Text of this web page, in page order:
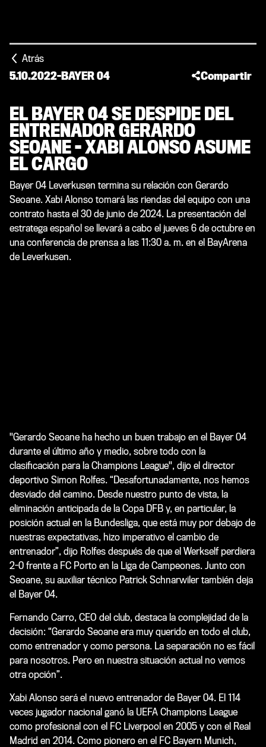
Atrás
5.10.2022-BAYER 04 Compartir
EL BAYER 04 SE DESPIDE DEL
ENTRENADOR GERARDO
SEOANE - XABI ALONSO ASUME
EL CARGO
Bayer 04 Leverkusen termina su relación con Gerardo
Seoane. Xabi Alonso tomará las riendas del equipo con una
contrato hasta el 30 de junio de 2024. La presentación del
estratega español se llevará a cabo el jueves 6 de octubre en
una conferencia de prensa a las 11:30 a. m. en el BayArena
de Leverkusen.
"Gerardo Seoane ha hecho un buen trabajo en el Bayer 04
durante el último año y medio, sobre todo con la
clasificación para la Champions League", dijo el director
deportivo Simon Rolfes. “Desafortunadamente, nos hemos
desviado del camino. Desde nuestro punto de vista, la
eliminación anticipada de la Copa DFB y, en particular, la
posición actual en la Bundesliga, que está muy por debajo de
nuestras expectativas, hizo imperativo el cambio de
entrenador”, dijo Rolfes después de que el Werkself perdiera
2-0 frente a FC Porto en la Liga de Campeones. Junto con
Seoane, su auxiliar técnico Patrick Schnarwiler también deja
el Bayer 04.
Fernando Carro, CEO del club, destaca la complejidad de la
decisión: “Gerardo Seoane era muy querido en todo el club,
como entrenador y como persona. La separación no es fácil
para nosotros. Pero en nuestra situación actual no vemos
otra opción”.
Xabi Alonso será el nuevo entrenador de Bayer 04. El 114
veces jugador nacional ganó la UEFA Champions League
como profesional con el FC Liverpool en 2005 y con el Real
Madrid en 2014. Como pionero en el FC Bayern Munich,